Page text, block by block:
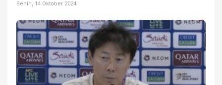
Senin, 14 Oktober 2024